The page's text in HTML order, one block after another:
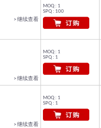
> 继续查看
MOQ : 1
SPQ : 100
> 继续查看
MOQ : 1
SPQ : 1
> 继续查看
MOQ : 1
SPQ : 1